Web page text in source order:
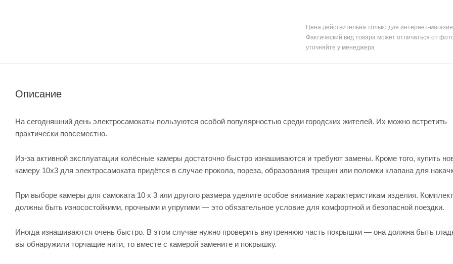
Цена действительна только для интернет-
Фактический вид товара может отличаться от
уточняйте у менеджера
Описание
На сегодняшний день электросамокаты пользуются особой популярностью среди городских жителей. Их можно встретить
практически повсеместно.
Из-за активной эксплуатации колёсные камеры достаточно быстро изнашиваются и требуют замены. Кроме того, купить
камеру 10х3 для электросамоката придётся в случае прокола, пореза, образования трещин или поломки клапана для
При выборе камеры для самоката 10 х 3 или другого размера уделите особое внимание характеристикам изделия.
должны быть износостойкими, прочными и упругими — это обязательное условие для комфортной и безопасной поездки.
Иногда изнашиваются очень быстро. В этом случае нужно проверить внутреннюю часть покрышки — она должна быть
вы обнаружили торчащие нити, то вместе с камерой замените и покрышку.